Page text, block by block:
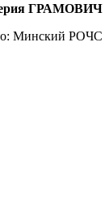
ГРАМОВИЧ
Минский РОЧС